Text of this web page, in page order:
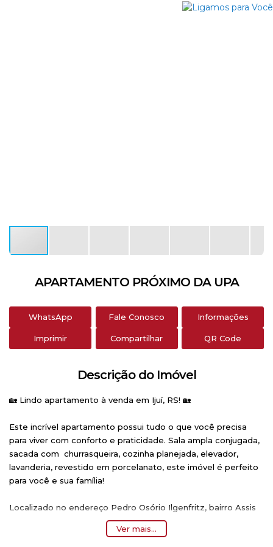
APARTAMENTO PRÓXIMO DA UPA
WhatsApp Fale Conosco Informações
Imprimir Compartilhar QR Code
Descrição do Imóvel
🏡 Lindo apartamento à venda em Ijuí, RS! 🏡
Este incrível apartamento possui tudo o que você precisa
para viver com conforto e praticidade. Sala ampla conjugada,
sacada com churrasqueira, cozinha planejada, elevador,
lavanderia, revestido em porcelanato, este imóvel é perfeito
para você e sua família!
Localizado no endereço Pedro Osório Ilgenfritz, bairro Assis
Brasil, este apartamento conta com 3 quartos, sendo 1 suíte, 1
vaga de garagem e 2 salas espaçosas.
Ver mais...